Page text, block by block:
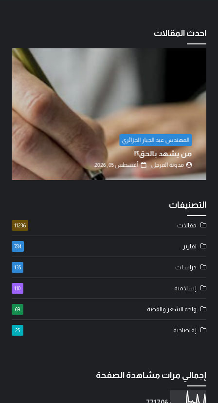
احدث المقالات
المهندس عبد الجبار الجزائري
من يشهد بالحق؟!
مدونة المرجل أغسطس 05, 2026
التصنيفات
مقالات 11236
تقارير 784
دراسات 135
إسلامية 110
واحة الشعر والقصة 69
إقتصادية 25
إجمالي مرات مشاهدة الصفحة